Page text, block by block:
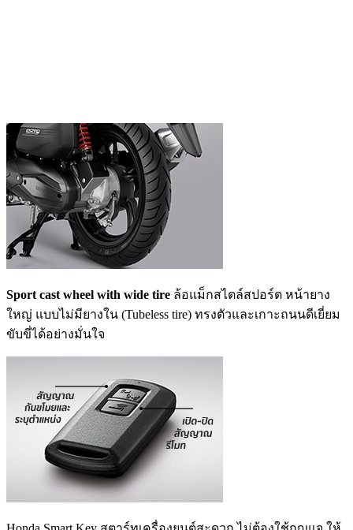
Sport cast wheel with wide tire ล้อแม็กสไตล์สปอร์ต หน้ายาง
ใหญ่ แบบไม่มียางใน (Tubeless tire) ทรงตัวและเกาะถนนดีเยี่ยม
ขับขี่ได้อย่างมั่นใจ